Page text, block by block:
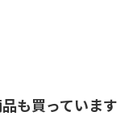
も買っています